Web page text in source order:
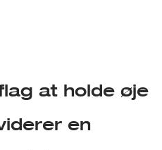
at holde øje
en